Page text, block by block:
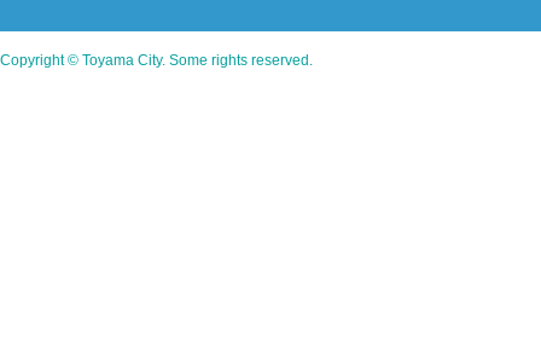
Copyright © Toyama City. Some rights reserved.